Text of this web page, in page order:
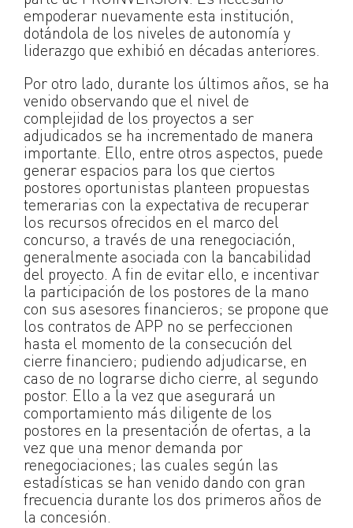
empoderar nuevamente esta institución,
dotándola de los niveles de autonomía y
liderazgo que exhibió en décadas anteriores.
Por otro lado, durante los últimos años, se ha
venido observando que el nivel de
complejidad de los proyectos a ser
adjudicados se ha incrementado de manera
importante. Ello, entre otros aspectos, puede
generar espacios para los que ciertos
postores oportunistas planteen propuestas
temerarias con la expectativa de recuperar
los recursos ofrecidos en el marco del
concurso, a través de una renegociación,
generalmente asociada con la bancabilidad
del proyecto. A fin de evitar ello, e incentivar
la participación de los postores de la mano
con sus asesores financieros; se propone que
los contratos de APP no se perfeccionen
hasta el momento de la consecución del
cierre financiero; pudiendo adjudicarse, en
caso de no lograrse dicho cierre, al segundo
postor. Ello a la vez que asegurará un
comportamiento más diligente de los
postores en la presentación de ofertas, a la
vez que una menor demanda por
renegociaciones; las cuales según las
estadísticas se han venido dando con gran
frecuencia durante los dos primeros años de
la concesión.